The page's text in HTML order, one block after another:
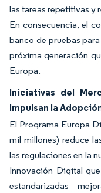
las tareas repetitivas y
En consecuencia, el
banco de pruebas
próxima generación
Europa.
Iniciativas del
Impulsan la
El Programa Europa
mil millones) reduce
las regulaciones en la
Innovación Digital
estandarizadas